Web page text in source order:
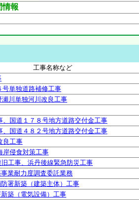
情報
工事名称など
単独道路補修工事
川単独河川改良工事
国道１７８号地方道路交付金工事
国道４８２号地方道路交付金工事
良工事
岸侵食対策工事
工事、浜丹後線緊急防災工事
業耐力度調査委託業務
署新築（建築主体）工事
築（電気設備）工事